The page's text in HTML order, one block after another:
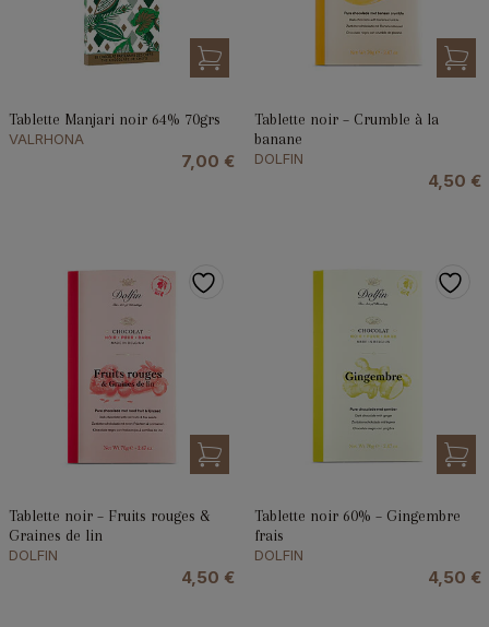
Tablette Manjari noir 64% 70grs
VALRHONA
7,00 €
Tablette noir – Crumble à la
banane
DOLFIN
4,50 €
Tablette noir – Fruits rouges &
Graines de lin
DOLFIN
4,50 €
Tablette noir 60% – Gingembre
frais
DOLFIN
4,50 €